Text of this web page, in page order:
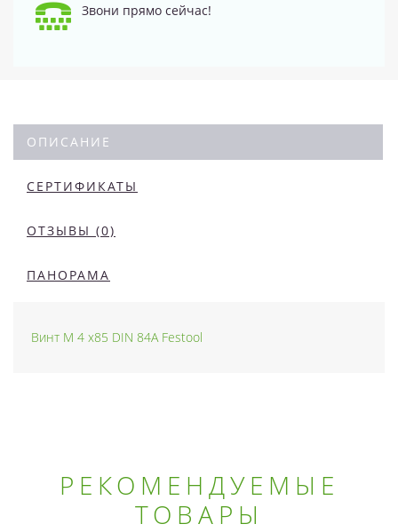
Звони прямо сейчас!
ОПИСАНИЕ
СЕРТИФИКАТЫ
ОТЗЫВЫ (0)
ПАНОРАМА
Винт M 4 x85 DIN 84A Festool
РЕКОМЕНДУЕМЫЕ
ТОВАРЫ